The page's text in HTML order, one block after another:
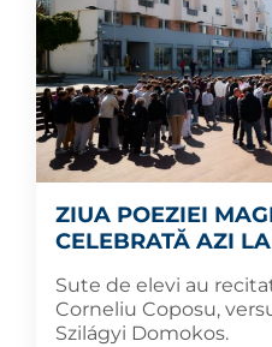
ZIUA POEZIEI
CELEBRATĂ AZI
Sute de elevi au
Corneliu Coposu,
Szilágyi Domokos.